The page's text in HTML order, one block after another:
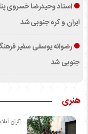
استاد وحیدرضا خسروی
ایران و کره جنوبی شد
رضوانه یوسفی سفیر
جنوبی شد
هنری
اکران